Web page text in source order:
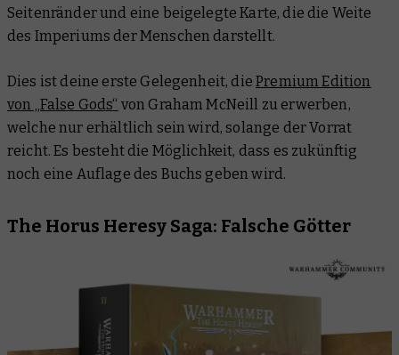
Seitenränder und eine beigelegte Karte, die die Weite
des Imperiums der Menschen darstellt.
Dies ist deine erste Gelegenheit, diePremium Edition
von „False Gods“ von Graham McNeill zu erwerben,
welche nur erhältlich sein wird, solange der Vorrat
reicht. Es besteht die Möglichkeit, dass es zukünftig
noch eine Auflage des Buchs geben wird.
The Horus Heresy Saga: Falsche Götter